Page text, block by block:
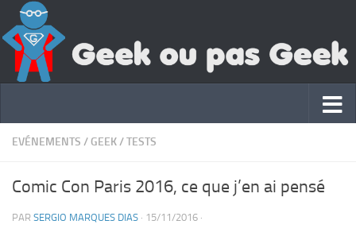
EVÉNEMENTS / GEEK/TESTS
Comic Con Paris 2016, ce que j’en ai pensé
PAR SERGIO MARQUES DIAS · 15/11/2016 ·